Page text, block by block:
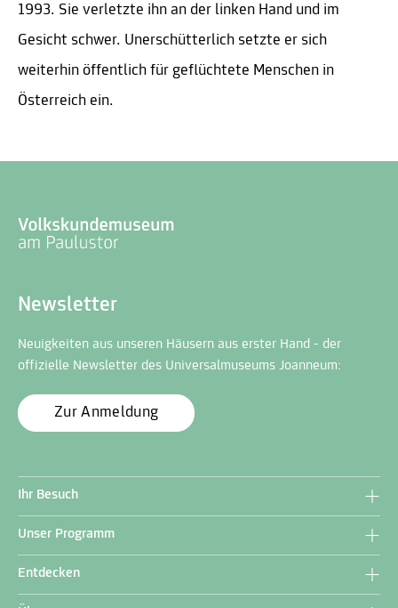
1993. Sie verletzte ihn an der linken Hand und im
Gesicht schwer. Unerschütterlich setzte er sich
weiterhin öffentlich für geflüchtete Menschen in
Österreich ein.
Newsletter
Neuigkeiten aus unseren Häusern aus erster Hand - der
offizielle Newsletter des Universalmuseums Joanneum:
Zur Anmeldung
Ihr Besuch
Unser Programm
Entdecken